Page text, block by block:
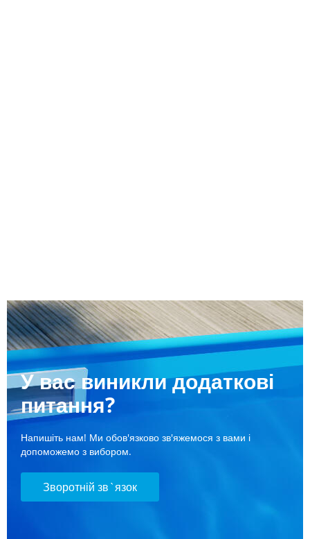
У вас виникли додаткові
питання?
Напишіть нам! Ми обов'язково зв'яжемося з вами і
допоможемо з вибором.
Зворотній зв`язок